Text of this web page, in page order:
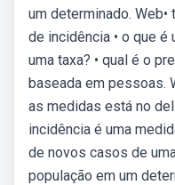
um determinado.
de incidência • o que é
uma taxa? • qual é o
baseada em pessoas.
as medidas está no
incidência é uma
de novos casos de
população em um